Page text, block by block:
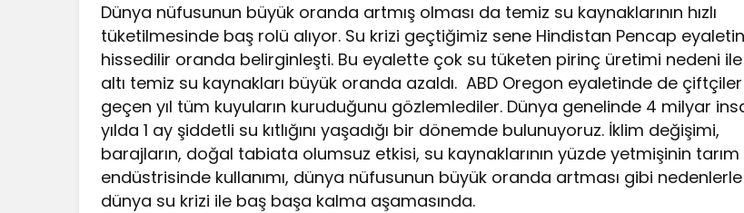
Dünya nüfusunun büyük oranda artmış olması da temiz su kaynaklarının hızlı
tüketilmesinde baş rolü alıyor. Su krizi geçtiğimiz sene Hindistan Pencap
hissedilir oranda belirginleşti. Bu eyalette çok su tüketen pirinç üretimi nedeni
altı temiz su kaynakları büyük oranda azaldı. ABD Oregon eyaletinde de çiftçiler
geçen yıl tüm kuyuların kuruduğunu gözlemlediler. Dünya genelinde 4 milyar
yılda 1 ay şiddetli su kıtlığını yaşadığı bir dönemde bulunuyoruz. İklim değişimi,
barajların, doğal tabiata olumsuz etkisi, su kaynaklarının yüzde yetmişinin tarım
endüstrisinde kullanımı, dünya nüfusunun büyük oranda artması gibi nedenlerle
dünya su krizi ile baş başa kalma aşamasında.